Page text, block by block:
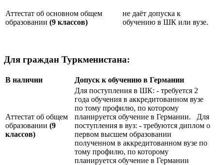
Аттестат об основном общем
образовании (9 классов)
не даёт допуска к
обучению в ШК или вузе.
Для граждан Туркменистана:
В наличии Допуск к обучению в Германии
Аттестат об общем
образовании (9
классов)
Для поступления в ШК: - требуется 2
года обучения в аккредитованном вузе
по тому профилю, по которому
планируется обучение в Германии. Для
поступления в вуз: - требуются диплом о
первом высшем образовании
полученном в аккредитованном вузе по
тому профилю, по которому
планируется обучение в Германии